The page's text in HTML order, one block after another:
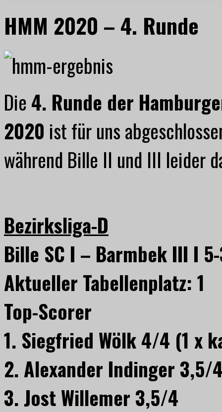
HMM 2020 – 4. Runde
Die4. Runde der
2020 ist für uns
während Bille II und III leider
Bezirksliga-D
Bille SC I – Barmbek III I
Aktueller Tabellenplatz: 1
Top-Scorer
1. Siegfried Wölk 4/4 (1 x
2. Alexander Indinger 3,5/
3. Jost Willemer 3,5/4